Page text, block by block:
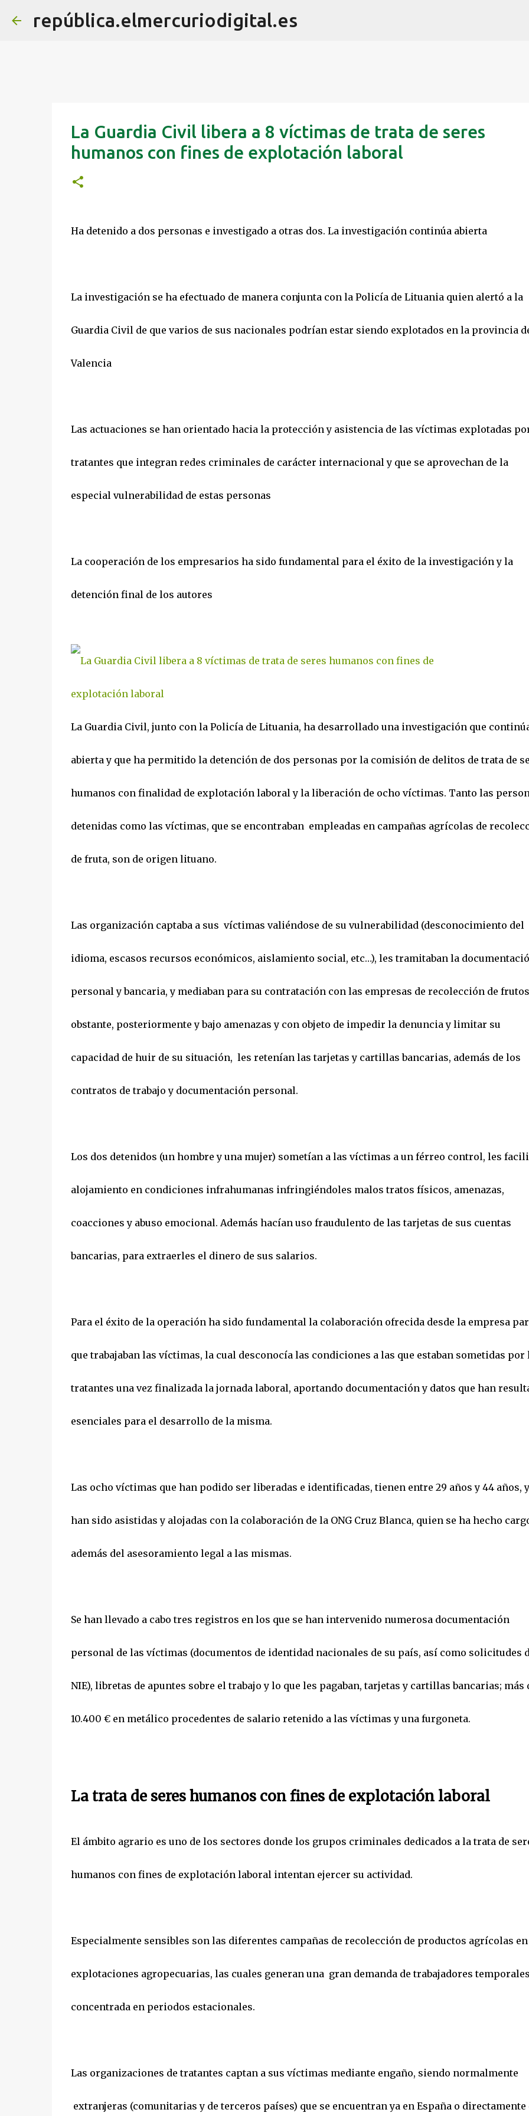
república.elmercuriodigital.es
La Guardia Civil libera a 8 víctimas de trata de seres
humanos con fines de explotación laboral
Ha detenido a dos personas e investigado a otras dos. La investigación continúa abierta
La investigación se ha efectuado de manera conjunta con la Policía de Lituania quien alertó a la
Guardia Civil de que varios de sus nacionales podrían estar siendo explotados en la provincia
Valencia
Las actuaciones se han orientado hacia la protección y asistencia de las víctimas explotadas
tratantes que integran redes criminales de carácter internacional y que se aprovechan de la
especial vulnerabilidad de estas personas
La cooperación de los empresarios ha sido fundamental para el éxito de la investigación y la
detención final de los autores
La Guardia Civil, junto con la Policía de Lituania, ha desarrollado una investigación que
abierta y que ha permitido la detención de dos personas por la comisión de delitos de trata de
humanos con finalidad de explotación laboral y la liberación de ocho víctimas. Tanto las
detenidas como las víctimas, que se encontraban empleadas en campañas agrícolas de
de fruta, son de origen lituano.
Las organización captaba a sus víctimas valiéndose de su vulnerabilidad (desconocimiento del
idioma, escasos recursos económicos, aislamiento social, etc…), les tramitaban la
personal y bancaria, y mediaban para su contratación con las empresas de recolección de
obstante, posteriormente y bajo amenazas y con objeto de impedir la denuncia y limitar su
capacidad de huir de su situación, les retenían las tarjetas y cartillas bancarias, además de los
contratos de trabajo y documentación personal.
Los dos detenidos (un hombre y una mujer) sometían a las víctimas a un férreo control, les
alojamiento en condiciones infrahumanas infringiéndoles malos tratos físicos, amenazas,
coacciones y abuso emocional. Además hacían uso fraudulento de las tarjetas de sus cuentas
bancarias, para extraerles el dinero de sus salarios.
Para el éxito de la operación ha sido fundamental la colaboración ofrecida desde la empresa
que trabajaban las víctimas, la cual desconocía las condiciones a las que estaban sometidas por
tratantes una vez finalizada la jornada laboral, aportando documentación y datos que han
esenciales para el desarrollo de la misma.
Las ocho víctimas que han podido ser liberadas e identificadas, tienen entre 29 años y 44 años,
han sido asistidas y alojadas con la colaboración de la ONG Cruz Blanca, quien se ha hecho
además del asesoramiento legal a las mismas.
Se han llevado a cabo tres registros en los que se han intervenido numerosa documentación
personal de las víctimas (documentos de identidad nacionales de su país, así como solicitudes
NIE), libretas de apuntes sobre el trabajo y lo que les pagaban, tarjetas y cartillas bancarias; más
10.400 € en metálico procedentes de salario retenido a las víctimas y una furgoneta.
La trata de seres humanos con fines de explotación laboral
El ámbito agrario es uno de los sectores donde los grupos criminales dedicados a la trata de
humanos con fines de explotación laboral intentan ejercer su actividad.
Especialmente sensibles son las diferentes campañas de recolección de productos agrícolas
explotaciones agropecuarias, las cuales generan una gran demanda de trabajadores temporales
concentrada en periodos estacionales.
Las organizaciones de tratantes captan a sus víctimas mediante engaño, siendo normalmente
extranjeras (comunitarias y de terceros países) que se encuentran ya en España o directamente